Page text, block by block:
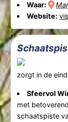
Waar:
Website:
zorgt in de
Sfeervol
met
schaatspiste